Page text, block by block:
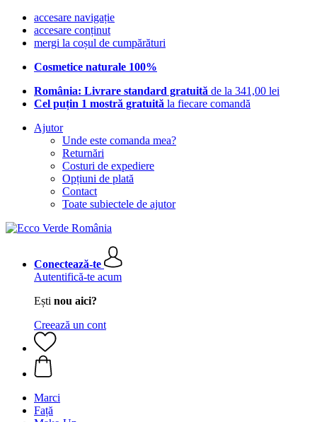
accesare navigație
accesare conținut
mergi la coșul de cumpărături
Cosmetice naturale 100%
România: Livrare standard gratuită de la 341,00 lei
Cel puțin 1 mostră gratuită la fiecare comandă
Ajutor
Unde este comanda mea?
Returnări
Costuri de expediere
Opțiuni de plată
Contact
Toate subiectele de ajutor
Conectează-te
Autentifică-te acum
Ești nou aici?
Creează un cont
Marci
Față